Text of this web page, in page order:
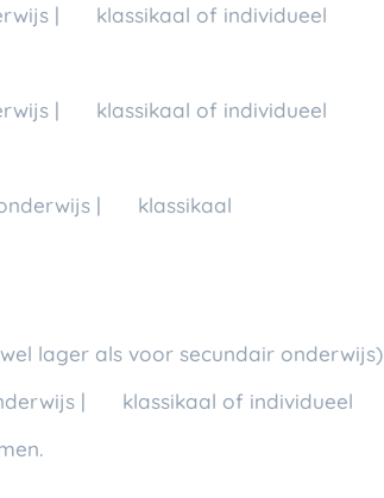
| 💬 klassikaal of individueel
| 💬 klassikaal of individueel
| 💬 klassikaal
lager als voor secundair onderwijs)
| 💬 klassikaal of individueel